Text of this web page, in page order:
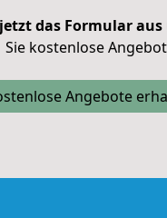
das Formular aus
Sie kostenlose
Angebote